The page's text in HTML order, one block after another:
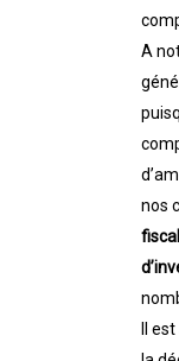
A
nos
Il